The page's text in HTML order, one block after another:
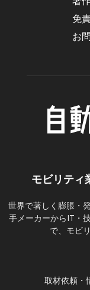
免
お
モビリティ
世界で著しく膨脹・
手メーカーからIT・
で、モビ
取材依頼・